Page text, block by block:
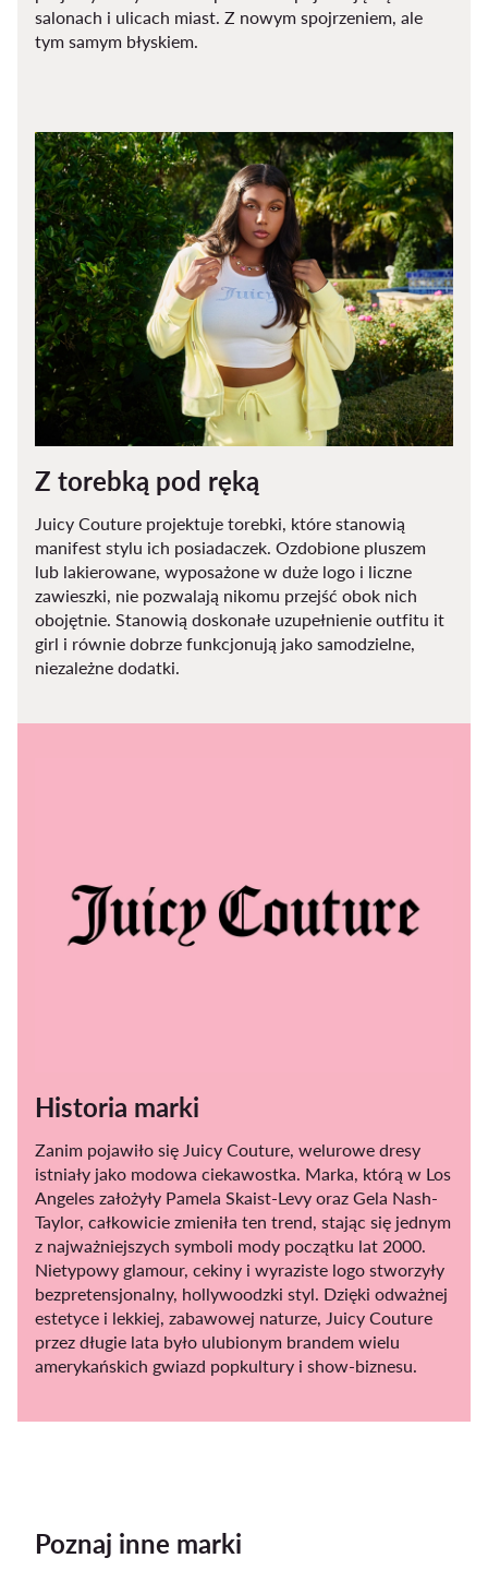
salonach i ulicach miast. Z nowym spojrzeniem, ale
tym samym błyskiem.
Z torebką pod ręką
Juicy Couture projektuje torebki, które stanowią
manifest stylu ich posiadaczek. Ozdobione pluszem
lub lakierowane, wyposażone w duże logo i liczne
zawieszki, nie pozwalają nikomu przejść obok nich
obojętnie. Stanowią doskonałe uzupełnienie outfitu it
girl i równie dobrze funkcjonują jako samodzielne,
niezależne dodatki.
Historia marki
Zanim pojawiło się Juicy Couture, welurowe dresy
istniały jako modowa ciekawostka. Marka, którą w Los
Angeles założyły Pamela Skaist-Levy oraz Gela Nash-
Taylor, całkowicie zmieniła ten trend, stając się jednym
z najważniejszych symboli mody początku lat 2000.
Nietypowy glamour, cekiny i wyraziste logo stworzyły
bezpretensjonalny, hollywoodzki styl. Dzięki odważnej
estetyce i lekkiej, zabawowej naturze, Juicy Couture
przez długie lata było ulubionym brandem wielu
amerykańskich gwiazd popkultury i show-biznesu.
Poznaj inne marki